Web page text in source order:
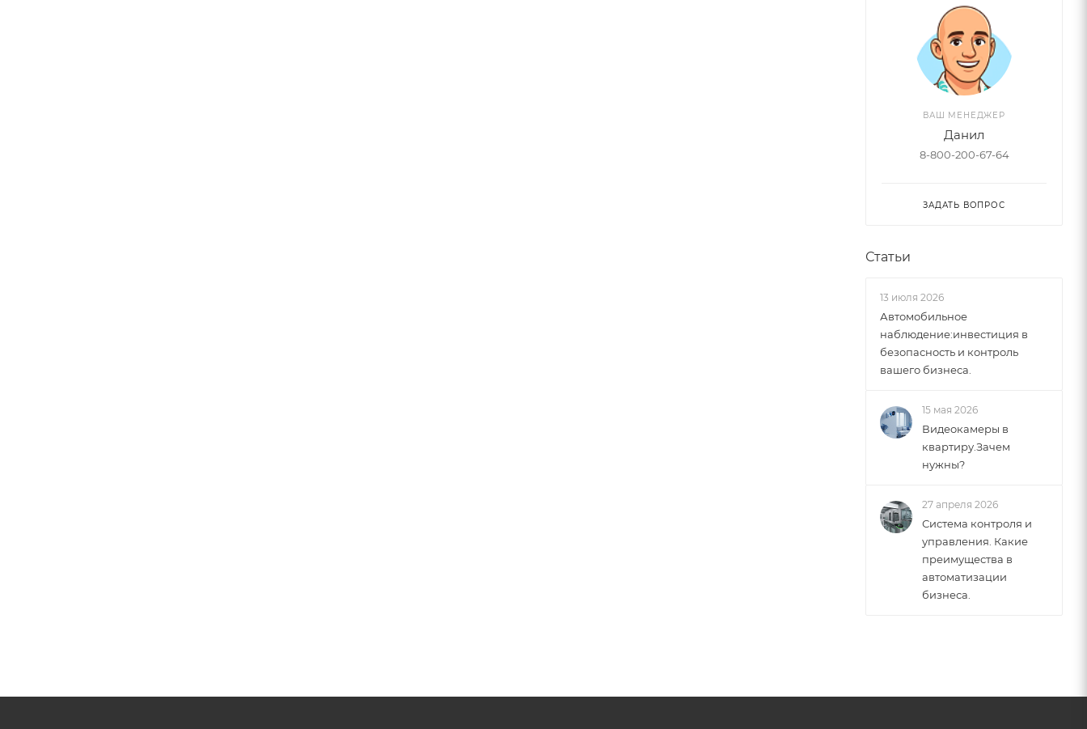
ВАШ МЕНЕДЖЕР
Данил
8-800-200-67-64
ЗАДАТЬ ВОПРОС
Статьи
13 июля 2026
Автомобильное
наблюдение:инвестиция в
безопасность и контроль
вашего бизнеса.
15 мая 2026
Видеокамеры в
квартиру.Зачем
нужны?
27 апреля 2026
Система контроля и
управления. Какие
преимущества в
автоматизации
бизнеса.